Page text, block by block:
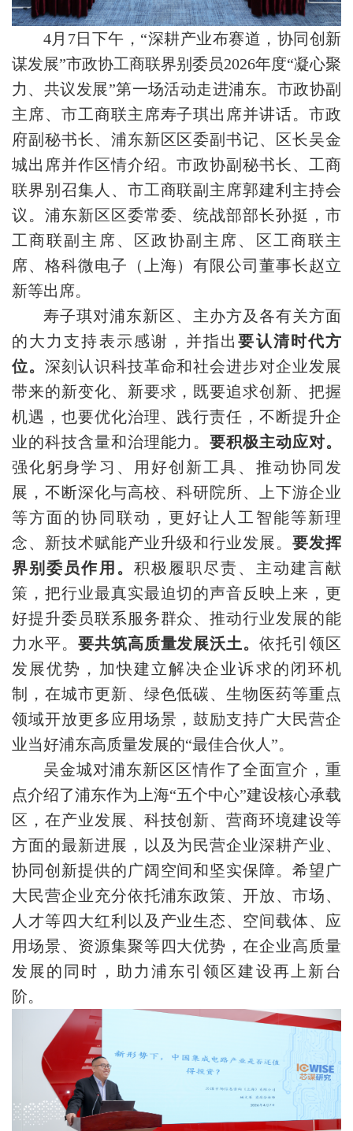
4月7日下午，“深耕产业布赛道，协同创新
谋发展”市政协工商联界别委员2026年度“凝心聚
力、共议发展”第一场活动走进浦东。市政协副
主席、市工商联主席寿子琪出席并讲话。市政
府副秘书长、浦东新区区委副书记、区长吴金
城出席并作区情介绍。市政协副秘书长、工商
联界别召集人、市工商联副主席郭建利主持会
议。浦东新区区委常委、统战部部长孙挺，市
工商联副主席、区政协副主席、区工商联主
席、格科微电子（上海）有限公司董事长赵立
新等出席。
寿子琪对浦东新区、主办方及各有关方面
的大力支持表示感谢，并指出要认清时代方
位。 深刻认识科技革命和社会进步对企业发展
带来的新变化、新要求，既要追求创新、把握
机遇，也要优化治理、践行责任，不断提升企
业的科技含量和治理能力。要积极主动应对。
强化躬身学习、用好创新工具、推动协同发
展，不断深化与高校、科研院所、上下游企业
等方面的协同联动，更好让人工智能等新理
念、新技术赋能产业升级和行业发展。要发挥
界别委员作用。 积极履职尽责、主动建言献
策，把行业最真实最迫切的声音反映上来，更
好提升委员联系服务群众、推动行业发展的能
力水平。 要共筑高质量发展沃土。依托引领区
发展优势，加快建立解决企业诉求的闭环机
制，在城市更新、绿色低碳、生物医药等重点
领域开放更多应用场景，鼓励支持广大民营企
业当好浦东高质量发展的“最佳合伙人”。
吴金城对浦东新区区情作了全面宣介，重
点介绍了浦东作为上海“五个中心”建设核心承载
区，在产业发展、科技创新、营商环境建设等
方面的最新进展，以及为民营企业深耕产业、
协同创新提供的广阔空间和坚实保障。希望广
大民营企业充分依托浦东政策、开放、市场、
人才等四大红利以及产业生态、空间载体、应
用场景、资源集聚等四大优势，在企业高质量
发展的同时，助力浦东引领区建设再上新台
阶。